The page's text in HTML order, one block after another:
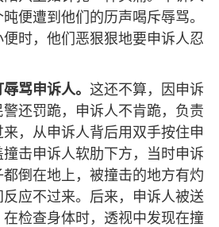
便遭到他们的历声喝斥辱骂。
时，他们恶狠狠地要申诉人忍
骂申诉人。 这还不算，因申诉
还罚跪，申诉人不肯跪，负责
，从申诉人背后用双手按住申
击申诉人软肋下方，当时申诉
倒在地上，被撞击的地方有灼
应不过来。后来，申诉人被送
检查身体时，透视中发现在撞